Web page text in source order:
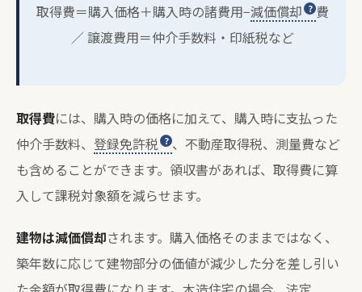
取得費＝購入価格＋購入時の諸費用−減価償却
費
／ 譲渡費用＝仲介手数料・印紙税など
取得費には、購入時の価格に加えて、購入時に支払った
仲介手数料、 登録免許税
、不動産取得税、測量費など
も含めることができます。領収書があれば、取得費に算
入して課税対象額を減らせます。
建物は減価償却されます。購入価格そのままではなく、
築年数に応じて建物部分の価値が減少した分を差し引い